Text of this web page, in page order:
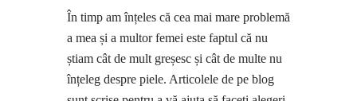
În timp am înțeles că cea mai mare problemă
a mea și a multor femei este faptul că nu
știam cât de mult greșesc și cât de multe nu
înțeleg despre piele. Articolele de pe blog